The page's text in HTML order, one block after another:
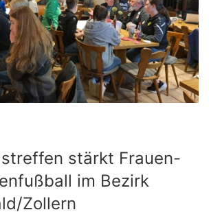
stärkt Frauen-
im Bezirk
Zollern